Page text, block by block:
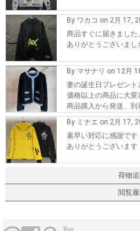
荷物
閲覧
By ワカコ on 2月 17,
商品すぐに届きました
ありがとうございまし
By マサナリ on 12月
妻の誕生日プレゼント
価格以上の商品に大変
商品購入から発送、
とうございます。
また、機会が有れば購
By ミナエ on 2月 17,
素早い対応に感謝です
ありがとうございます